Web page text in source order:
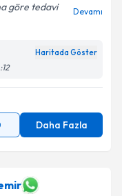
göre tedavi
Devamı
Haritada Göster
Daha Fazla